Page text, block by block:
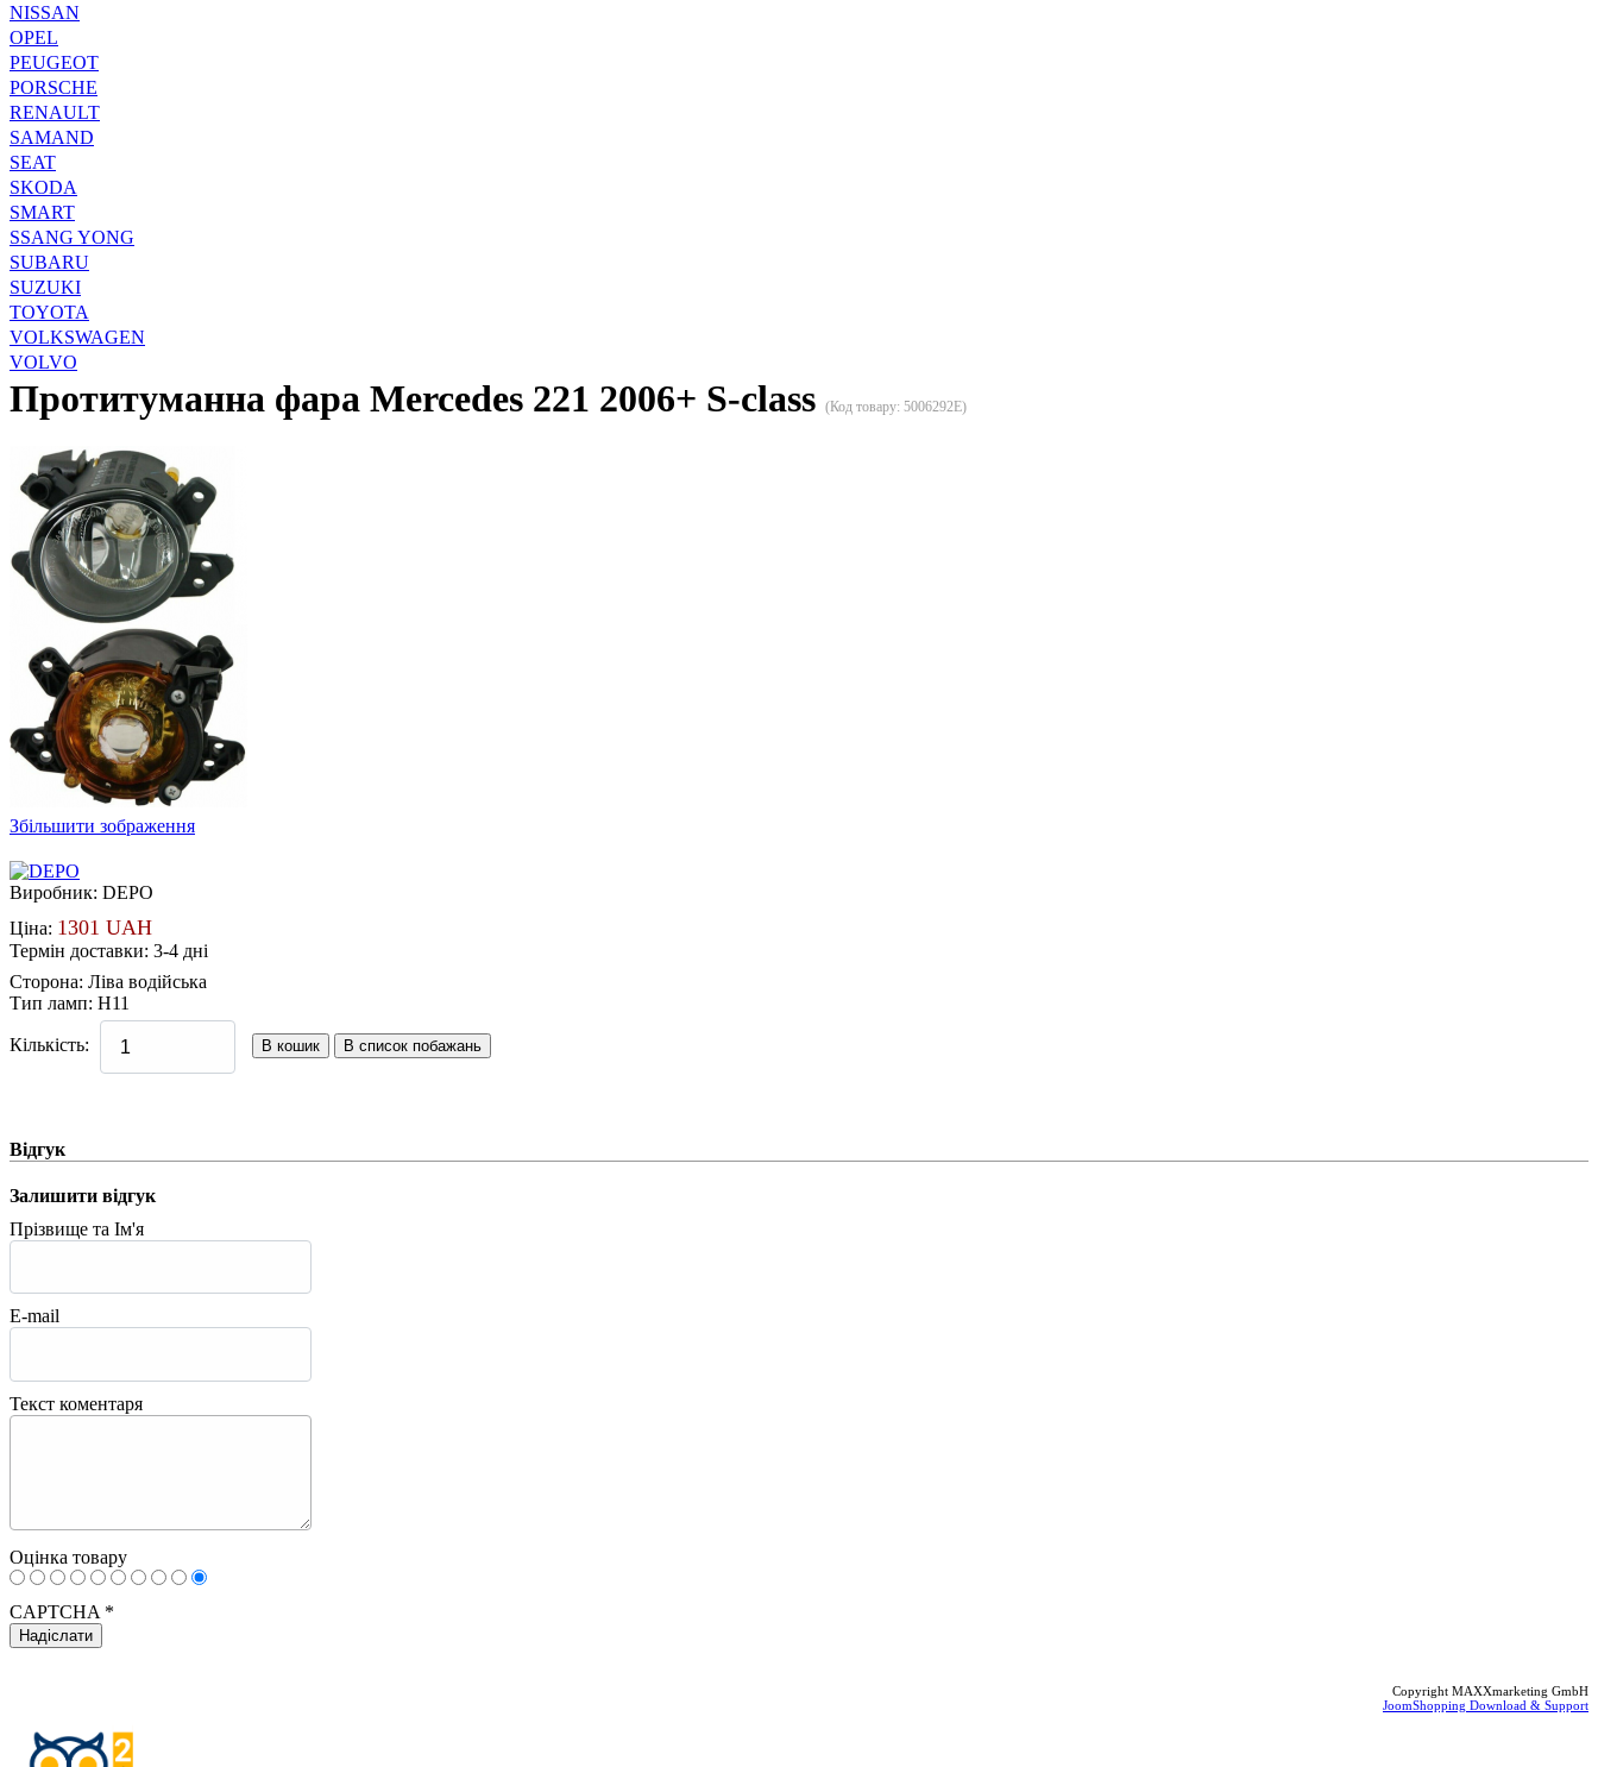
NISSAN
OPEL
PEUGEOT
PORSCHE
RENAULT
SAMAND
SEAT
SKODA
SMART
SSANG YONG
SUBARU
SUZUKI
TOYOTA
VOLKSWAGEN
VOLVO
Протитуманна фара Mercedes 221 2006+ S-class (Код товару: 5006292E)
Збільшити зображення
Виробник: DEPO
Ціна: 1301 UAH
Термін доставки: 3-4 дні
Сторона: Ліва водійська
Тип ламп: H11
Кількість:
Відгук
Залишити відгук
Прізвище та Ім'я
E-mail
Текст коментаря
Оцінка товару
CAPTCHA *
Copyright MAXXmarketing GmbH
JoomShopping Download & Support